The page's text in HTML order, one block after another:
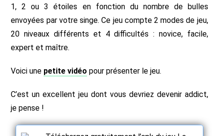
1, 2 ou 3 étoiles en fonction du nombre de bulles
envoyées par votre singe. Ce jeu compte 2 modes de jeu,
20 niveaux différents et 4 difficultés : novice, facile,
expert et maître.
Voici une petite vidéo pour présenter le jeu.
C’est un excellent jeu dont vous devriez devenir addict,
je pense !